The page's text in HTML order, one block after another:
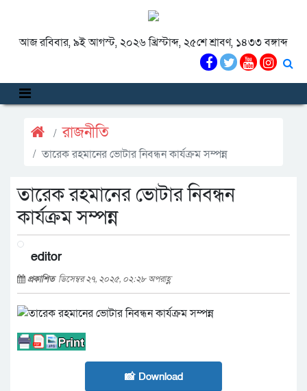
আজ রবিবার, ৯ই আগস্ট, ২০২৬ খ্রিস্টাব্দ, ২৫শে শ্রাবণ, ১৪৩৩ বঙ্গাব্দ
রাজনীতি
তারেক রহমানের ভোটার নিবন্ধন কার্যক্রম সম্পন্ন
তারেক রহমানের ভোটার নিবন্ধন
কার্যক্রম সম্পন্ন
editor
প্রকাশিত ডিসেম্বর ২৭, ২০২৫, ০২:২৮ অপরাহ্ণ
📸 Download